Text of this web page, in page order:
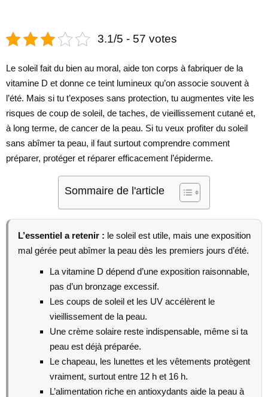
3.1/5 - 57 votes
Le soleil fait du bien au moral, aide ton corps à fabriquer de la
vitamine D et donne ce teint lumineux qu’on associe souvent à
l’été. Mais si tu t’exposes sans protection, tu augmentes vite les
risques de coup de soleil, de taches, de vieillissement cutané et,
à long terme, de cancer de la peau. Si tu veux profiter du soleil
sans abîmer ta peau, il faut surtout comprendre comment
préparer, protéger et réparer efficacement l’épiderme.
Sommaire de l'article
L’essentiel a retenir : le soleil est utile, mais une exposition
mal gérée peut abîmer la peau dès les premiers jours d’été.
La vitamine D dépend d’une exposition raisonnable,
pas d’un bronzage excessif.
Les coups de soleil et les UV accélèrent le
vieillissement de la peau.
Une crème solaire reste indispensable, même si ta
peau est déjà préparée.
Le chapeau, les lunettes et les vêtements protègent
vraiment, surtout entre 12 h et 16 h.
L’alimentation riche en antioxydants aide la peau à